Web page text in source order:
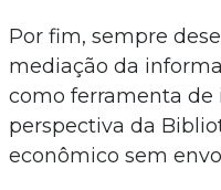
Por fim, sempre
mediação da
como ferramenta de
perspectiva da
econômico sem